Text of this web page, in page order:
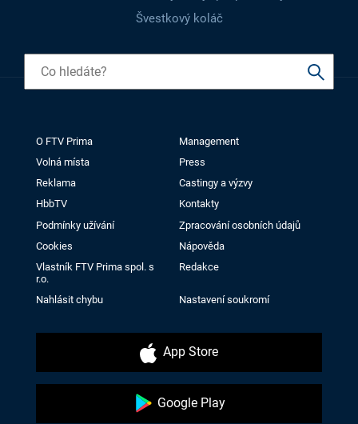
Švestkový koláč
O FTV Prima
Management
Volná místa
Press
Reklama
Castingy a výzvy
HbbTV
Kontakty
Podmínky užívání
Zpracování osobních údajů
Cookies
Nápověda
Vlastník FTV Prima spol. s
r.o.
Redakce
Nahlásit chybu Nastavení soukromí
App Store
Google Play